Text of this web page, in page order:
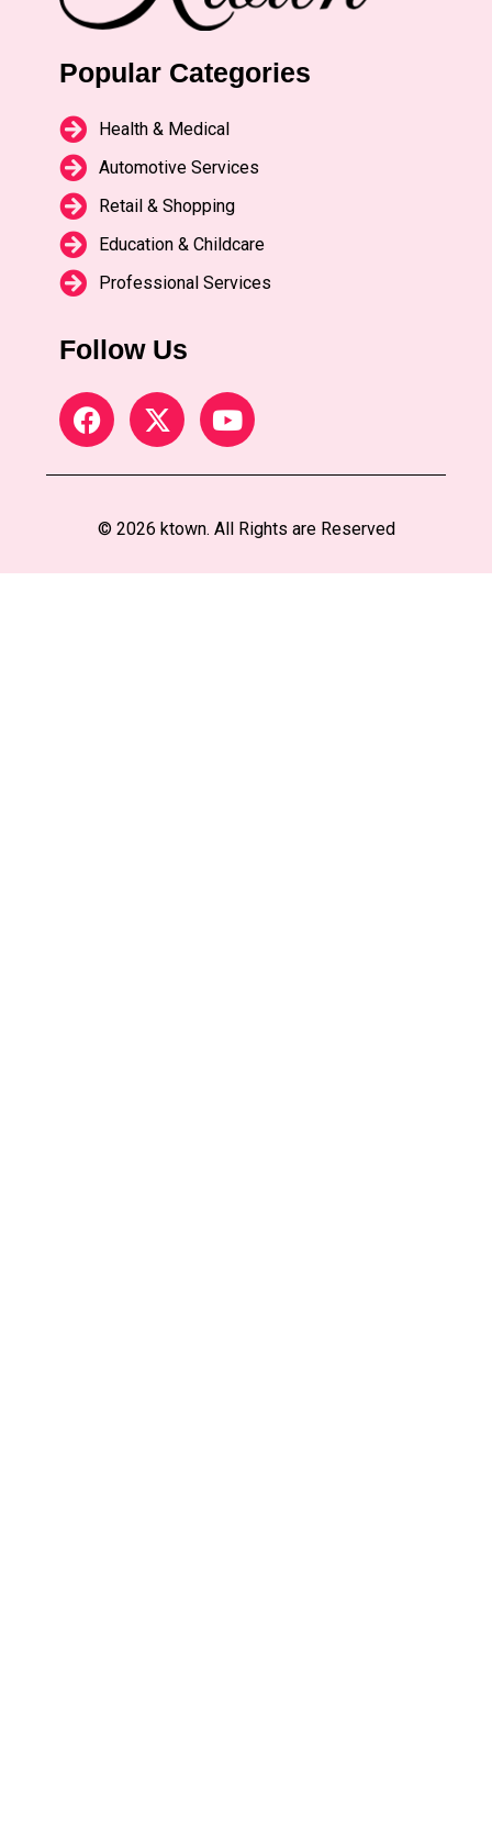
Popular Categories
Health & Medical
Automotive Services
Retail & Shopping
Education & Childcare
Professional Services
Follow Us
© 2026 ktown. All Rights are Reserved